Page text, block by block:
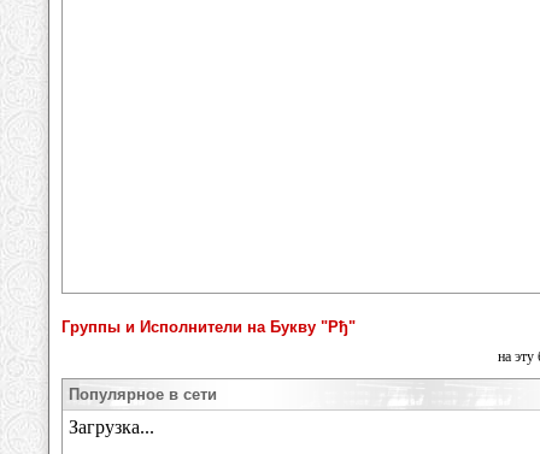
Группы и Исполнители на Букву "Рђ"
на эту
Популярное в сети